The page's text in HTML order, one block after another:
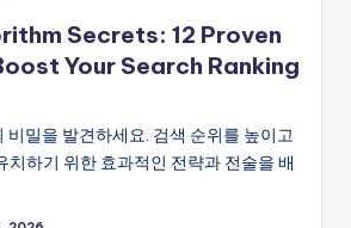
Secrets: 12 Proven
Your Search Ranking
밀을 발견하세요. 검색 순위를 높이고
치하기 위한 효과적인 전략과 전술을 배